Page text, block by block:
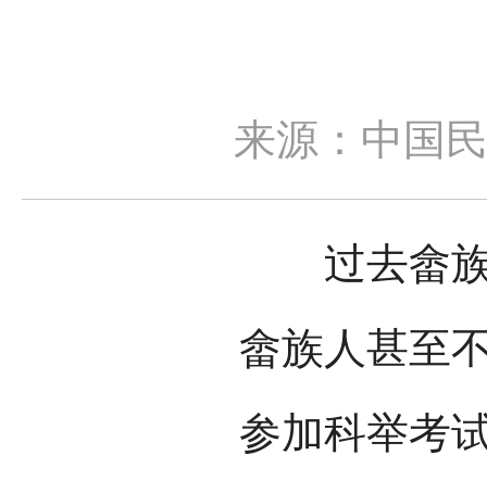
来源：中国
过去畲族
畲族人甚至
参加科举考